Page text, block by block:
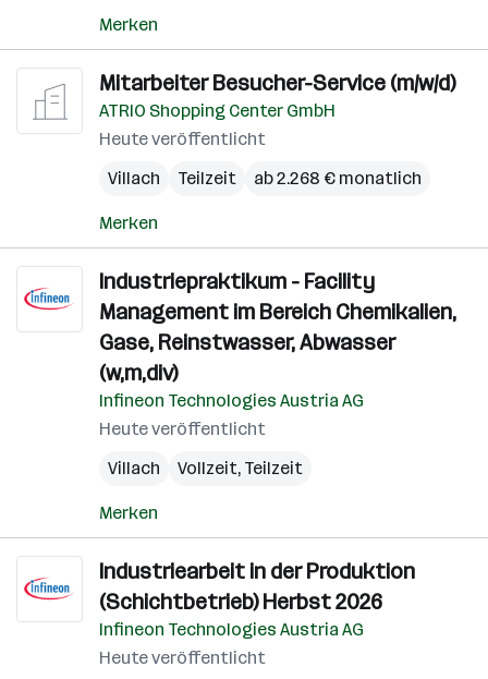
Merken
Mitarbeiter Besucher-Service (m/w/d)
ATRIO Shopping Center GmbH
Heute veröffentlicht
Villach
Teilzeit ab 2.268 € monatlich
Merken
Industriepraktikum - Facility
Management im Bereich Chemikalien,
Gase, Reinstwasser, Abwasser
(w,m,div)
Infineon Technologies Austria AG
Heute veröffentlicht
Villach
Vollzeit, Teilzeit
Merken
Industriearbeit in der Produktion
(Schichtbetrieb) Herbst 2026
Infineon Technologies Austria AG
Heute veröffentlicht